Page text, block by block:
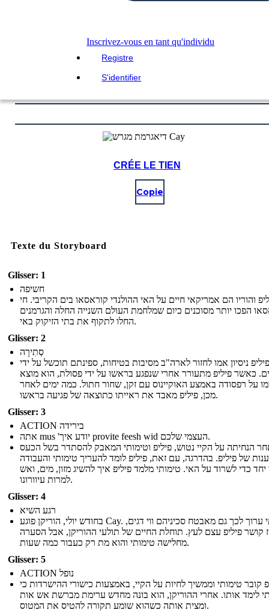
Inscrivez-vous en tant qu'individu
Registre
S'identifier
CRÉE LE TIEN
Copie
Texte du Storyboard
Glisser: 1
חשיפה
והוריו הם אמריקאי חיים על האי ההולנדי קוראסאו בים הקריבי. חי
הפכו יותר מסוכנים כיום שמלחמת העולם השנייה החלה והגרמנים
החלו לתקוף את בתי הזיקוק באי.
Glisser: 2
סְתִירָה
ניסיון אמו לחזור לארה"ב מסיבות בטיחות, ספינתם תוכשל על ידי
כאשר פיליפ מתעורר אחרי שנפגע בראשו על ידי פסולת, הוא מוצא
על רפסודה באמצע האוקיינוס ​​עם זקן, שחור חתול. כמה ימים לאחר
מכן, פיליפ מאבד את ראייתו כתוצאה של פגיעה בראשו.
Glisser: 3
ACTION בירידה
אתה mus 'יודע איך provite feesh wid העצמי שלכם.
הנחיתה על הקיי נטוש, פיליפ וטימותי המאבק להסתדר בשל הכעס
של פיליפ. בהדרגה, עם זאת, פיליפ לומד להעריך טימותי והעבודה
יחד כדי לשרוד על האי. טימותי מלמד פיליפ איך להשיג מזון, מים, ואש
למרות עיוורונו.
Glisser: 4
רגע השיא
בחודש יולי, הוריקן פוגע Cay. טימותי ערוך לכך גם מאבטח סכיניהם ווי דגים,
קושר פיליפ עצם לעץ. תוחלת החיים של תולעי ההוריקן, אבל הסערה
מחלישה טימותי והוא מת רק כעבור כמה שעות.
Glisser: 5
ACTION נופל
קובר טימותי וממשיך לחיות על הקיי, באמצעות כישורי ההישרדות כי
לימד אותו. אחרי ההוריקן, הוא בונה מחדש ערימת מברשת אש אות
ומצית אותה כשהוא שומע תקורה להטיס את המטוס.